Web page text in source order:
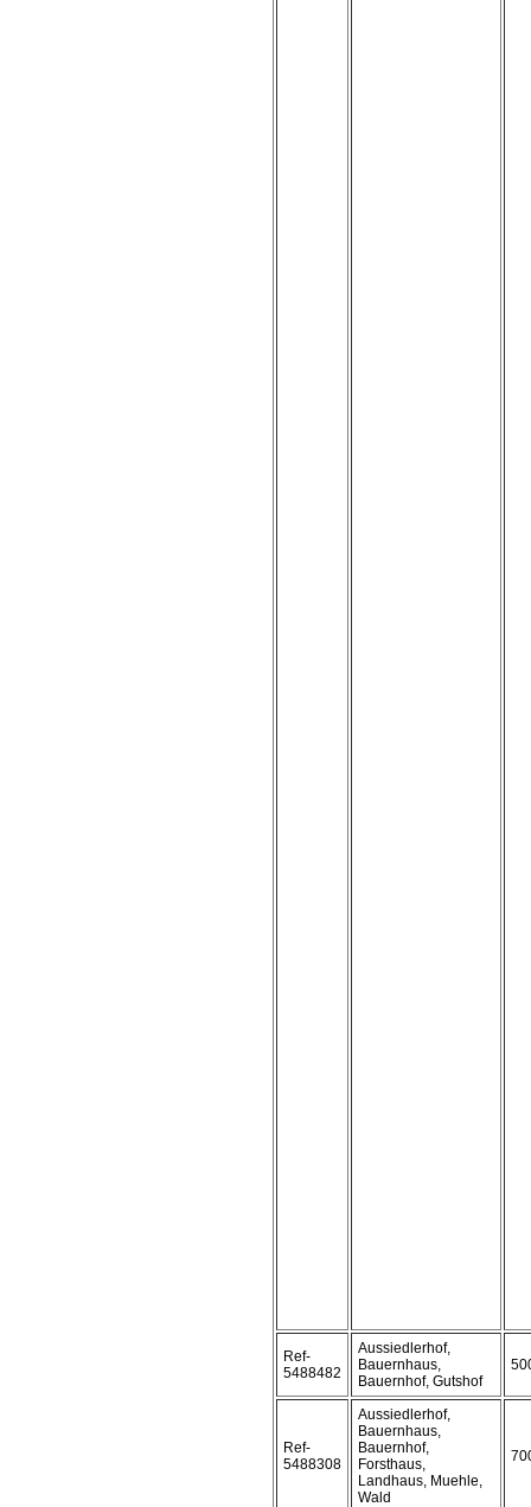
Ref-
5488482
Aussiedlerhof,
Bauernhaus,
Bauernhof, Gutshof
Ref-
5488308
Aussiedlerhof,
Bauernhaus,
Bauernhof,
Forsthaus,
Landhaus, Muehle,
Wald